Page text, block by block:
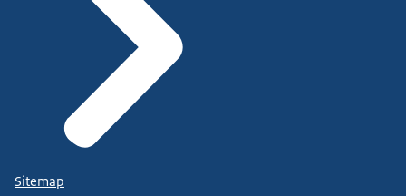
Sitemap